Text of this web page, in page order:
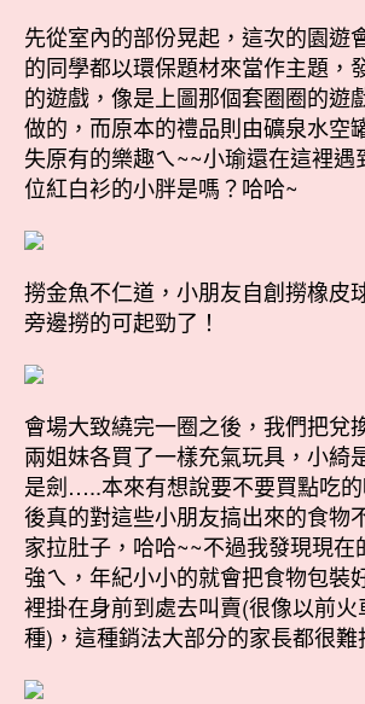
先從室內的部份晃起，這次的園遊
的同學都以環保題材來當作主題，
的遊戲，像是上圖那個套圈圈的遊
做的，而原本的禮品則由礦泉水空
失原有的樂趣ㄟ~~小瑜還在這裡遇
位紅白衫的小胖是嗎？哈哈~
撈金魚不仁道，小朋友自創撈橡皮
旁邊撈的可起勁了！
會場大致繞完一圈之後，我們把兌
兩姐妹各買了一樣充氣玩具，小綺
是劍…..本來有想說要不要買點吃
後真的對這些小朋友搞出來的食物
家拉肚子，哈哈~~不過我發現現在
強ㄟ，年紀小小的就會把食物包裝
裡掛在身前到處去叫賣(很像以前
種)，這種銷法大部分的家長都很難